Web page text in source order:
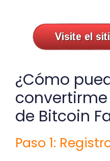
¿Cómo
de Bitcoin
Paso 1: